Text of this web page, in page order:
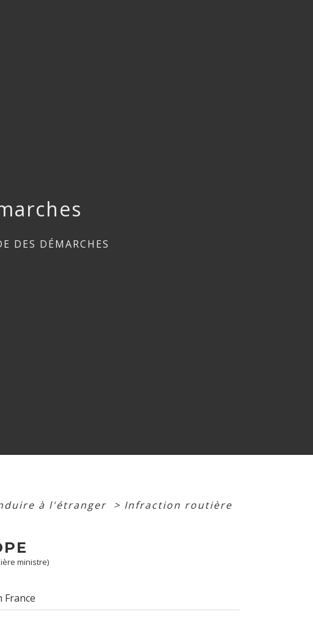
DES DÉMARCHES
à l'étranger > Infraction routière
ministre)
France